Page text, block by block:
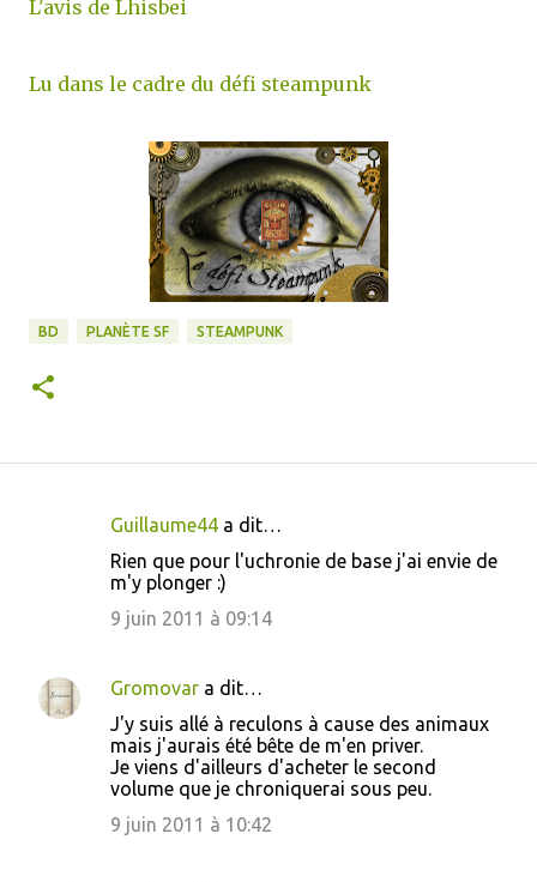
L'avis de Lhisbei
Lu dans le cadre du défi steampunk
BD PLANÈTE SF STEAMPUNK
e
n
Guillaume44 a dit…
Rien que pour l'uchronie de base j'ai envie de
m'y plonger :)
9 juin 2011 à 09:14
Gromovar a dit…
J'y suis allé à reculons à cause des animaux
mais j'aurais été bête de m'en priver.
Je viens d'ailleurs d'acheter le second
volume que je chroniquerai sous peu.
9 juin 2011 à 10:42